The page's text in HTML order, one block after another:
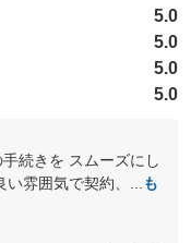
5.0
5.0
5.0
5.0
続きを スムーズにし
雰囲気で契約、...
も